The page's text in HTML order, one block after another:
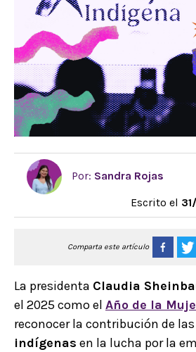
Por: Sandra Rojas
Escrito el
Comparta este artículo
La presidenta Claudia
el 2025 como el Año de la
reconocer la contribución de las
indígenas en la lucha por la